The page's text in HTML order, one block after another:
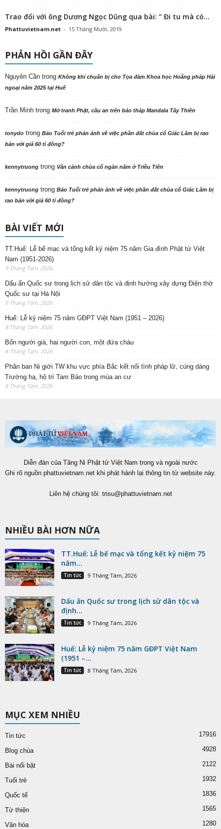
Trao đổi với ông Dương Ngọc Dũng qua bài: “ Đi tu mà có...
Phattuvietnam.net - 15 Tháng Mười, 2019
PHẢN HỒI GẦN ĐÂY
Nguyên Cần trong Không khí chuẩn bị cho Tọa đàm Khoa học Hoằng pháp Hải
ngoại năm 2025 tại Huế
Trần Minh trong Mở tranh Phật, cầu an trên bảo tháp Mandala Tây Thiên
tonydo trong Báo Tuổi trẻ phản ảnh về việc phần đất chùa cổ Giác Lâm bị rao
bán với giá 60 tỉ đồng?
kennytruong trong Vãn cảnh chùa cổ ngàn năm ở Triều Tiên
kennytruong trong Báo Tuổi trẻ phản ảnh về việc phần đất chùa cổ Giác Lâm bị
rao bán với giá 60 tỉ đồng?
BÀI VIẾT MỚI
TT.Huế: Lễ bế mạc và tổng kết kỷ niệm 75 năm Gia đình Phật tử Việt
Nam (1951-2026)
9 Tháng Tám, 2026
Dấu ấn Quốc sư trong lịch sử dân tộc và định hướng xây dựng Điện thờ
Quốc sư tại Hà Nội
9 Tháng Tám, 2026
Huế: Lễ kỷ niệm 75 năm GĐPT Việt Nam (1951 – 2026)
8 Tháng Tám, 2026
Bốn người già, hai người con, một đứa cháu
8 Tháng Tám, 2026
Phân ban Ni giới TW khu vực phía Bắc kết nối tình pháp lữ, cúng dàng
Trường hạ, hộ trì Tam Bảo trong mùa an cư
8 Tháng Tám, 2026
Diễn đàn của Tăng Ni Phật tử Việt Nam trong và ngoài nước
Ghi rõ nguồn phattuvietnam.net khi phát hành lại thông tin từ website này.
Liên hệ chúng tôi: trisu@phattuvietnam.net
NHIỀU BÀI HƠN NỮA
TT.Huế: Lễ bế mạc và tổng kết kỷ niệm 75
năm...
Tin tức 9 Tháng Tám, 2026
Dấu ấn Quốc sư trong lịch sử dân tộc và
định...
Tin tức 9 Tháng Tám, 2026
Huế: Lễ kỷ niệm 75 năm GĐPT Việt Nam
(1951 –...
Tin tức 8 Tháng Tám, 2026
MỤC XEM NHIỀU
Tin tức 17916
Blog chùa 4928
Bài nổi bật 2122
Tuổi trẻ 1932
Quốc tế 1836
Từ thiện 1565
Văn hóa 1280